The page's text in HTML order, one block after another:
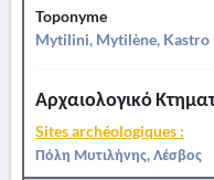
Toponyme
Mytilini, Mytilène, Kastro
Αρχαιολογικό
Sites archéologiques :
Πόλη Μυτιλήνης, Λέσβος